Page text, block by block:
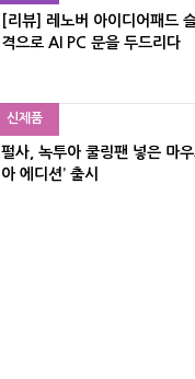
[리뷰] 레노버 아이디어패드
격으로 AI PC 문을 두드리다
신제품
펄사, 녹투아 쿨링팬 넣은 마
아 에디션’ 출시